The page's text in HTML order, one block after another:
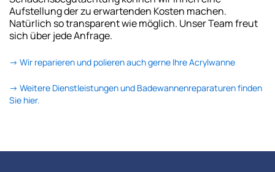
Aufstellung der zu erwartenden Kosten machen.
Natürlich so transparent wie möglich. Unser Team freut
sich über jede Anfrage.
-> Wir reparieren und polieren auch gerne Ihre Acrylwanne
-> Weitere Dienstleistungen und Badewannenreparaturen finden
Sie hier.